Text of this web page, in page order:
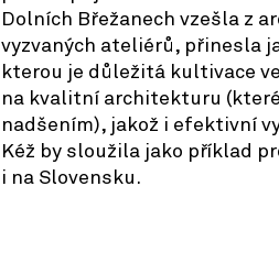
Dolních Břežanech vzešla z
vyzvaných ateliérů, přinesla
kterou je důležitá kultivace
na kvalitní architekturu
nadšením), jakož i efektivní
Kéž by sloužila jako příklad
i na Slovensku.